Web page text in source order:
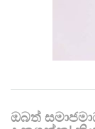
ඔබත්